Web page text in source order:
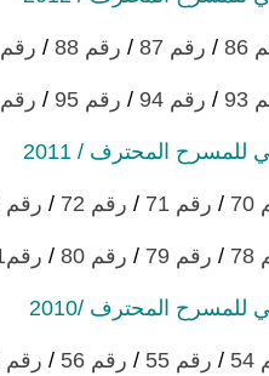
/ رقم 87 / رقم 88 / رقم 89
/ رقم 94 / رقم 95 / رقم 96
المحترف / 2011
/ رقم 71 / رقم 72 / رقم 73
/ رقم 79 / رقم 80 / رقم81
المحترف /2010
/ رقم 55 / رقم 56 / رقم 57